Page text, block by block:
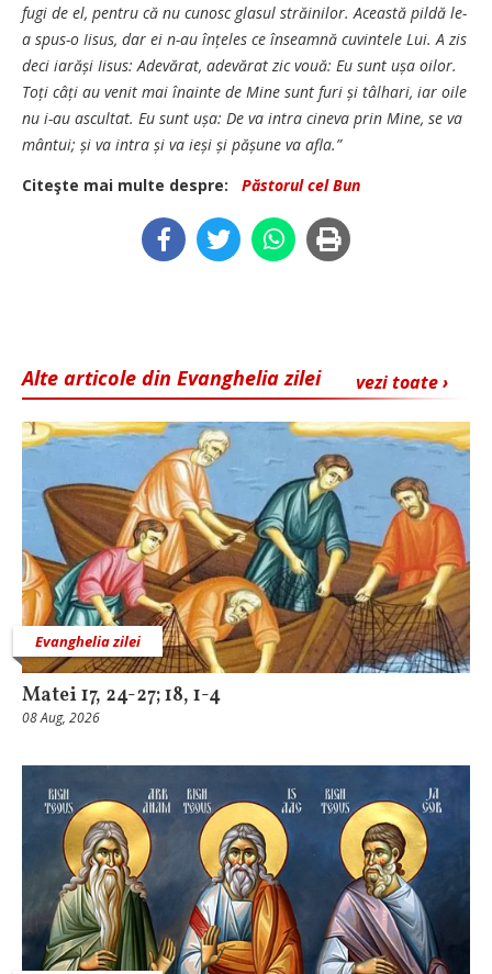
fugi de el, pentru că nu cunosc glasul străinilor. Această pildă le-
a spus-o Iisus, dar ei n-au înțeles ce înseamnă cuvintele Lui. A zis
deci iarăși Iisus: Adevărat, adevărat zic vouă: Eu sunt ușa oilor.
Toți câți au venit mai înainte de Mine sunt furi și tâlhari, iar oile
nu i-au ascultat. Eu sunt ușa: De va intra cineva prin Mine, se va
mântui; și va intra și va ieși și pășune va afla.”
Citeşte mai multe despre:
Păstorul cel Bun
vezi toate ›
Alte articole din Evanghelia zilei
Evanghelia zilei
Matei 17, 24-27; 18, 1-4
08 Aug, 2026